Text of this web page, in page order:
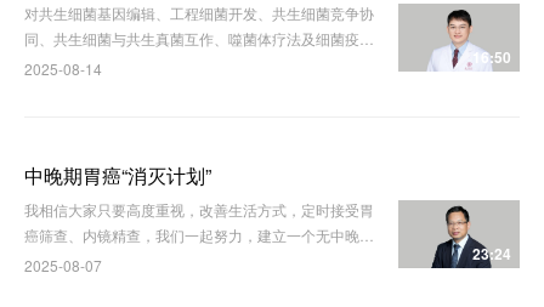
对共生细菌基因编辑、工程细菌开发、共生细菌竞争协
同、共生细菌与共生真菌互作、噬菌体疗法及细菌疫苗
开发，将深刻影响皮肤相关疾病的临床实践。
2025-08-14
16:50
中晚期胃癌“消灭计划”
我相信大家只要高度重视，改善生活方式，定时接受胃
癌筛查、内镜精查，我们一起努力，建立一个无中晚期
胃癌的未来！
2025-08-07
23:24